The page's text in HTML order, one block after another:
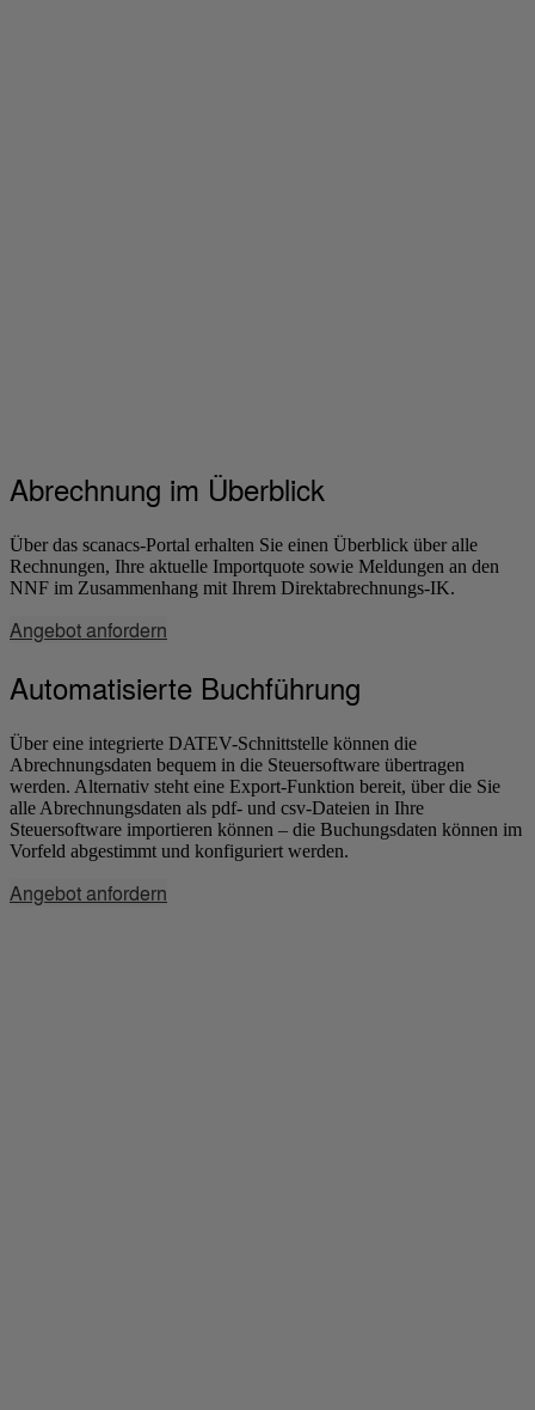
Abrechnung im Überblick
Über das scanacs-Portal erhalten Sie einen Überblick über alle
Rechnungen, Ihre aktuelle Importquote sowie Meldungen an den
NNF im Zusammenhang mit Ihrem Direktabrechnungs-IK.
Angebot anfordern
Automatisierte Buchführung
Über eine integrierte DATEV-Schnittstelle können die
Abrechnungsdaten bequem in die Steuersoftware übertragen
werden. Alternativ steht eine Export-Funktion bereit, über die Sie
alle Abrechnungsdaten als pdf- und csv-Dateien in Ihre
Steuersoftware importieren können – die Buchungsdaten können im
Vorfeld abgestimmt und konfiguriert werden.
Angebot anfordern